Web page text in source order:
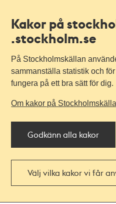
Kakor på
.stockholm.se
På Stockholmskällan
sammanställa statistik och
fungera på ett bra sätt för dig.
Om kakor på
Godkänn alla kakor
Välj vilka kakor vi får